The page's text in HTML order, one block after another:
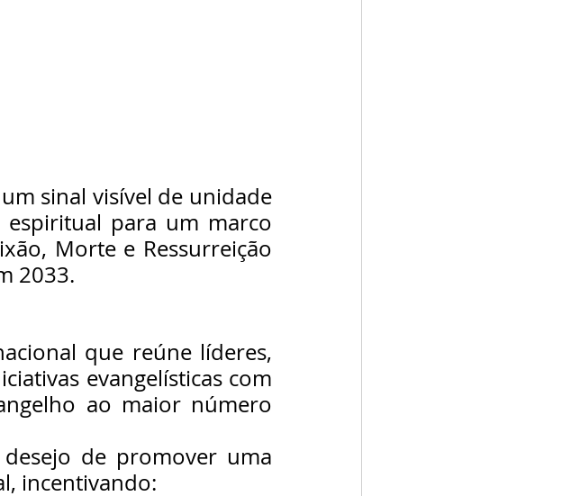
sinal visível de unidade
para um marco
Morte e Ressurreição
2033.
que reúne líderes,
evangelísticas com
ao maior número
de promover uma
incentivando: